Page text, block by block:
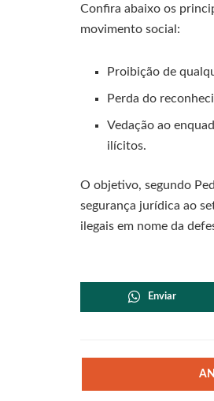
Confira abaixo os
movimento social:
Proibição de
Perda do
Vedação ao
ilícitos.
O objetivo, segundo
segurança jurídica ao
ilegais em nome da
Enviar